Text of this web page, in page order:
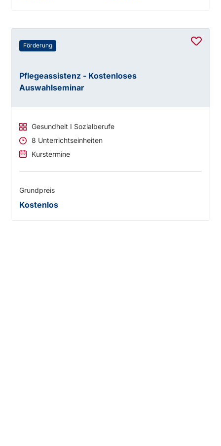
Förderung
Pflegeassistenz - Kostenloses
Auswahlseminar
Gesundheit I Sozialberufe
8 Unterrichtseinheiten
Kurstermine
Grundpreis
Kostenlos